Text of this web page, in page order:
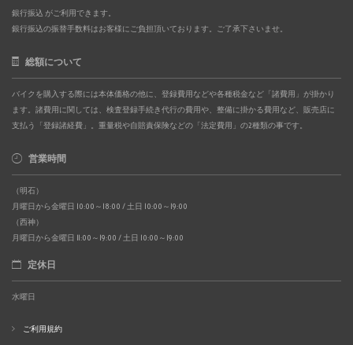
銀行振込 がご利用できます。
銀行振込の振替手数料はお客様にご負担頂いております。ご了承下さいませ。
総額について
バイクを購入する際には本体価格の他に、登録費用などや各種税金など「諸費用」が掛かり
ます。諸費用に関しては、検査登録手続き代行の費用や、整備に掛かる費用など、販売店に
支払う「登録諸経費」。重量税や自賠責保険などの「法定費用」の2種類の事です。
営業時間
（明石）
月曜日から金曜日 10:00～18:00 / 土日 10:00～19:00
（西神）
月曜日から金曜日 11:00～19:00 / 土日 10:00～19:00
定休日
水曜日
ご利用規約